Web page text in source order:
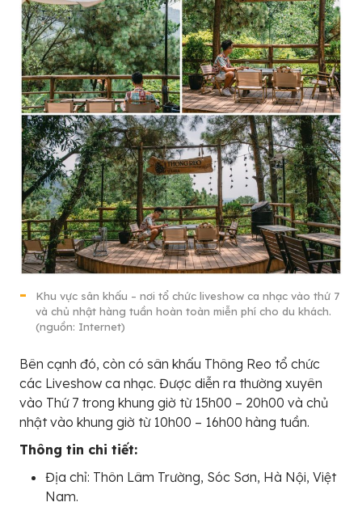
Khu vực sân khấu – nơi tổ chức liveshow ca nhạc vào thứ 7
và chủ nhật hàng tuần hoàn toàn miễn phí cho du khách.
(nguồn: Internet)
Bên cạnh đó, còn có sân khấu Thông Reo tổ chức
các Liveshow ca nhạc. Được diễn ra thường xuyên
vào Thứ 7 trong khung giờ từ 15h00 – 20h00 và chủ
nhật vào khung giờ từ 10h00 – 16h00 hàng tuần.
Thông tin chi tiết:
Địa chỉ: Thôn Lâm Trường, Sóc Sơn, Hà Nội, Việt
Nam.